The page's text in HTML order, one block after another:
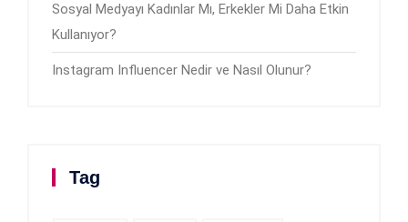
Sosyal Medyayı Kadınlar Mı, Erkekler Mi Daha Etkin
Kullanıyor?
Instagram Influencer Nedir ve Nasıl Olunur?
Tag